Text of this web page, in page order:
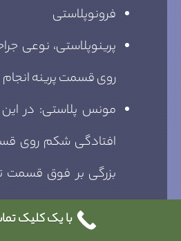
فرونوپلاستی
پرینوپلاستی، نوعی
روی قسمت پرینه
مونس پلاستی: در این
افتادگی شکم روی
بزرگی بر فوق قسمت
می شود.
با یک کلیک